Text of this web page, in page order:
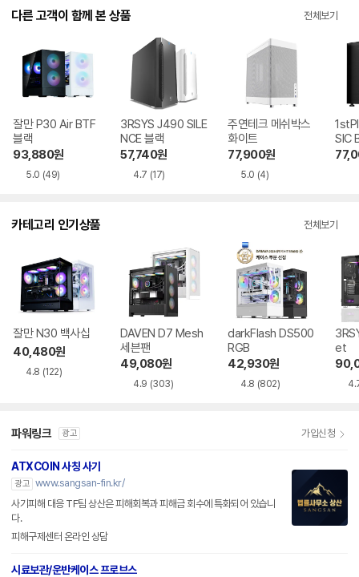
다른 고객이 함께 본 상품 전체보기
잘만 P30 Air BTF
블랙
93,880원
5.0 (49)
3RSYS J490 SILE
NCE 블랙
57,740원
4.7 (17)
주연테크 메쉬박스
화이트
77,900원
5.0 (4)
SIC
카테고리 인기상품 전체보기
잘만 N30 백사십
40,480원
4.8 (122)
DAVEN D7 Mesh
세븐팬
49,080원
4.9 (303)
darkFlash DS500
RGB
42,930원
4.8 (802)
et
파워링크 광고 가입신청
ATXCOIN 사칭 사기
광고
www.sangsan-fin.kr/
사기피해 대응 TF팀 상산은 피해회복과 피해금 회수에 특화되어 있습니
다.
피해구제센터 온라인 상담
시료보관/운반케이스 프로브스